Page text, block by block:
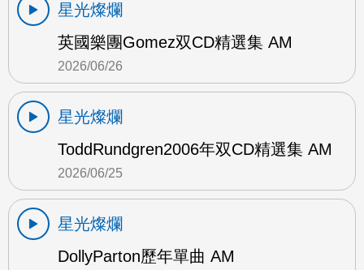
星光燦爛
英國樂團Gomez双CD精選集 AM
2026/06/26
星光燦爛
ToddRundgren2006年双CD精選集 AM
2026/06/25
星光燦爛
DollyParton歷年單曲 AM